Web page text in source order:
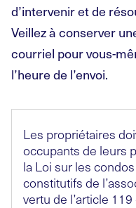
d’intervenir et de
Veillez à conserver
courriel pour vous-
l’heure de l’envoi.
Les propriétaires
occupants de leurs
la Loi sur les
constitutifs de
vertu de l’article